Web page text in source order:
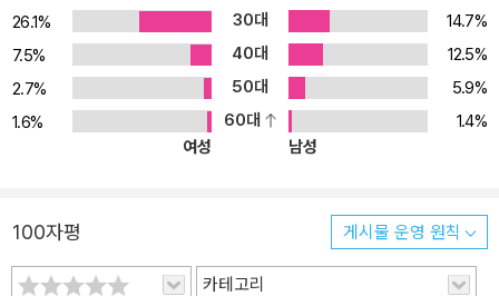
26.1%
30대
14.7%
7.5%
40대
12.5%
2.7%
50대
5.9%
1.6%
60대
1.4%
여성
남성
100자평 게시물 운영 원칙
카테고리